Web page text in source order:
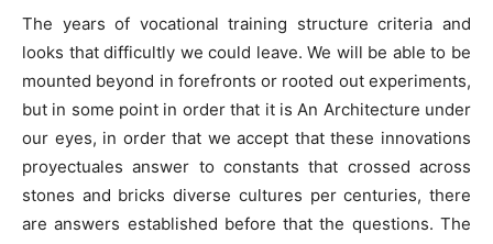
The years of vocational training structure criteria and
looks that difficultly we could leave. We will be able to be
mounted beyond in forefronts or rooted out experiments,
but in some point in order that it is An Architecture under
our eyes, in order that we accept that these innovations
proyectuales answer to constants that crossed across
stones and bricks diverse cultures per centuries, there
are answers established before that the questions. The